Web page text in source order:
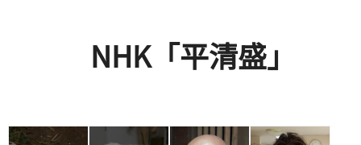
NHK「平清盛」